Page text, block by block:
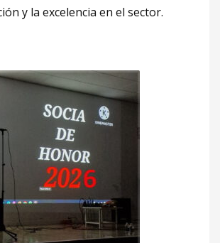
y la excelencia en el sector.